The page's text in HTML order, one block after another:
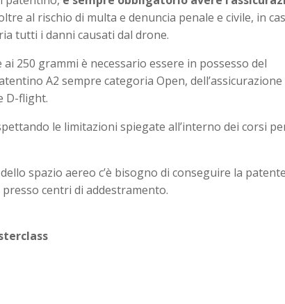
al rischio di multa e denuncia penale e civile, in
tutti i danni causati dal drone.
250 grammi è necessario essere in possesso del
A2 sempre categoria Open, dell’assicurazione
D-flight.
le limitazioni spiegate all’interno dei corsi
spazio aereo c’è bisogno di conseguire la
centri di addestramento.